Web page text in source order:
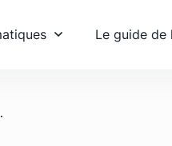
Le guide de
de personnes